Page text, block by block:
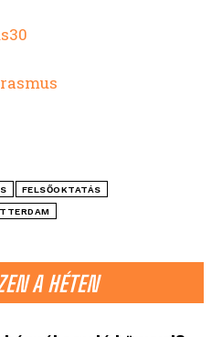
A HÉTEN
FELSŐOKTATÁS